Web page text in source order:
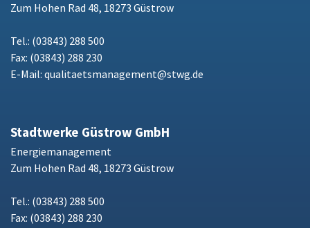
Zum Hohen Rad 48, 18273 Güstrow
Tel.: (03843) 288 500
Fax: (03843) 288 230
E-Mail: qualitaetsmanagement@stwg.de
Stadtwerke Güstrow GmbH
Energiemanagement
Zum Hohen Rad 48, 18273 Güstrow
Tel.: (03843) 288 500
Fax: (03843) 288 230